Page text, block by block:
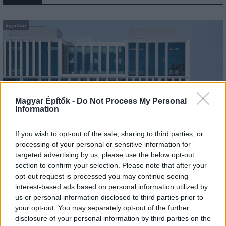
Magyar Építők - Do Not Process My Personal
Information
If you wish to opt-out of the sale, sharing to third parties, or
processing of your personal or sensitive information for
targeted advertising by us, please use the below opt-out
section to confirm your selection. Please note that after your
opt-out request is processed you may continue seeing
interest-based ads based on personal information utilized by
us or personal information disclosed to third parties prior to
your opt-out. You may separately opt-out of the further
disclosure of your personal information by third parties on the
Ingatlan
Wing Zrt. Atenor Group Olympia projekt lakásépítés
Fiatalokra tervezett lakások épülnek a Puskás Stadion
közelében
A WING egy 74 ezer négyzetméteres területen működő
komplexumot szerzett meg: működő irodaház, szerkezetkész
épület és fejlesztési telkek alkotják.